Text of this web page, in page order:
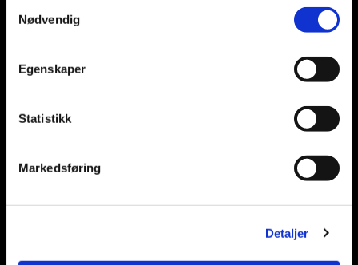
Nødvendig
Egenskaper
Statistikk
Markedsføring
Detaljer
Produsent av grovkverner basert på 2-rotor prinsippet.
Enkle, men effektive kverner som er ypperlig til